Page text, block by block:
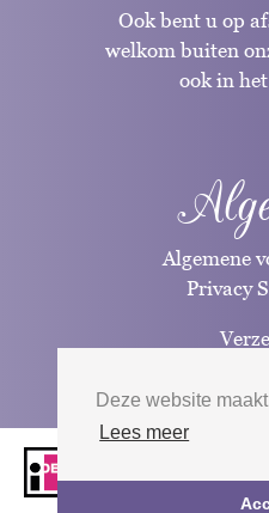
Deze website
Lees meer
Ook bent u op
welkom buiten
ook in
Algemene
Privacy